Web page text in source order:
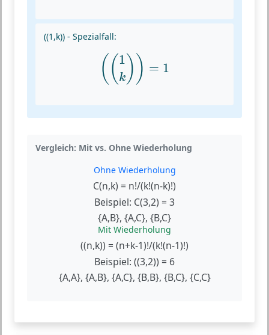
((1,k)) - Spezialfall:
(( 1
k )) = 1
((1k ))
Vergleich: Mit vs. Ohne Wiederholung
Ohne Wiederholung
C(n,k) = n!/(k!(n-k)!)
Beispiel: C(3,2) = 3
{A,B}, {A,C}, {B,C}
Mit Wiederholung
((n,k)) = (n+k-1)!/(k!(n-1)!)
Beispiel: ((3,2)) = 6
{A,A}, {A,B}, {A,C}, {B,B}, {B,C}, {C,C}